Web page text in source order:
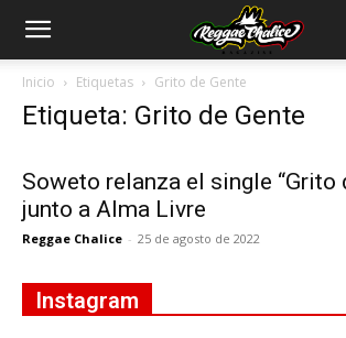
Inicio Etiquetas Grito de Gente
Etiqueta: Grito de Gente
Soweto relanza el single “Grito
junto a Alma Livre
Reggae Chalice - 25 de agosto de 2022
Instagram